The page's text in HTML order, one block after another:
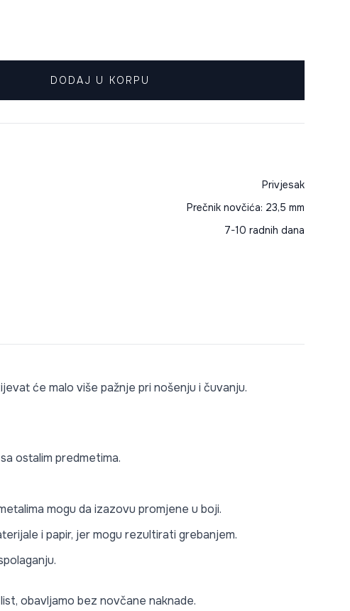
DODAJ U KORPU
Privjesak
Prečnik novčića: 23,5 mm
7-10 radnih dana
će malo više pažnje pri nošenju i čuvanju.
ostalim predmetima.
mogu da izazovu promjene u boji.
i papir, jer mogu rezultirati grebanjem.
obavljamo bez novčane naknade.